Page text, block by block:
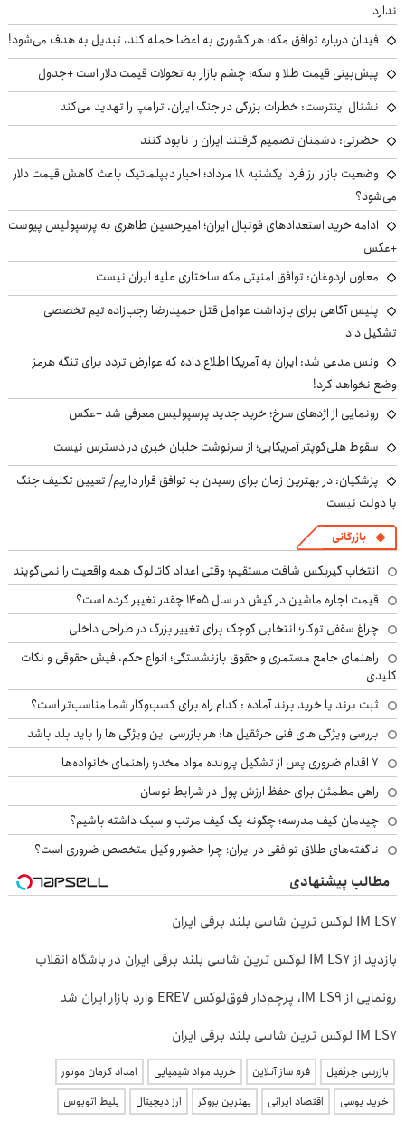
ندارد
فیدان درباره توافق مکه: هر کشوری به اعضا حمله کند، تبدیل به هدف می‌شود!
پیش‌بینی قیمت طلا و سکه؛ چشم بازار به تحولات قیمت دلار است +جدول
نشنال اینترست: خطرات بزرگی در جنگ ایران، ترامپ را تهدید می‌کند
حضرتی: دشمنان تصمیم گرفتند ایران را نابود کنند
وضعیت بازار ارز فردا یکشنبه ۱۸ مرداد؛ اخبار دیپلماتیک باعث کاهش قیمت دلار
می‌شود؟
ادامه خرید استعدادهای فوتبال ایران؛ امیرحسین طاهری به پرسپولیس پیوست
+عکس
معاون اردوغان: توافق امنیتی مکه ساختاری علیه ایران نیست
پلیس آگاهی برای بازداشت عوامل قتل حمیدرضا رجب‌زاده تیم تخصصی
تشکیل داد
ونس مدعی شد: ایران به آمریکا اطلاع داده که عوارض تردد برای تنگه هرمز
وضع نخواهد کرد!
رونمایی از اژدهای سرخ؛ خرید جدید پرسپولیس معرفی شد +عکس
سقوط هلی‌کوپتر آمریکایی؛ از سرنوشت خلبان خبری در دسترس نیست
پزشکیان‌: در بهترین زمان برای رسیدن به توافق قرار داریم/ تعیین تکلیف جنگ
با دولت نیست
بازرگانی
انتخاب گیربکس شافت مستقیم؛ وقتی اعداد کاتالوگ همه واقعیت را نمی‌گویند
قیمت اجاره ماشین در کیش در سال ۱۴۰۵ چقدر تغییر کرده است؟
چراغ سقفی توکار؛ انتخابی کوچک برای تغییر بزرگ در طراحی داخلی
راهنمای جامع مستمری و حقوق بازنشستگی؛ انواع حکم، فیش حقوقی و نکات
کلیدی
ثبت برند یا خرید برند آماده : کدام راه برای کسب‌وکار شما مناسب‌تر است؟
بررسی ویژگی های فنی جرثقیل ها: هر بازرسی این ویژگی ها را باید بلد باشد
۷ اقدام ضروری پس از تشکیل پرونده مواد مخدر؛ راهنمای خانواده‌ها
راهی مطمئن برای حفظ ارزش پول در شرایط نوسان
چیدمان کیف مدرسه؛ چگونه یک کیف مرتب و سبک داشته باشیم؟
ناگفته‌های طلاق توافقی در ایران؛ چرا حضور وکیل متخصص ضروری است؟
مطالب پیشنهادی
IM LS7 لوکس ترین شاسی بلند برقی ایران
بازدید از IM LS7 لوکس ترین شاسی بلند برقی ایران در باشگاه انقلاب
رونمایی از IM LS9، پرچم‌دار فوق‌لوکس EREV وارد بازار ایران شد
IM LS7 لوکس ترین شاسی بلند برقی ایران
بازرسی جرثقیل فرم ساز آنلاین خرید مواد شیمیایی
امداد کرمان موتور
خرید یوسی
اقتصاد ایرانی بهترین بروکر ارز دیجیتال بلیط اتوبوس